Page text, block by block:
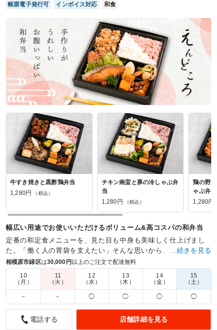
到着が早めなるのであれば、連絡を先にいただけると嬉しい
ご利用シーン： イベント運営›イベントスタッフ
参加者の年齢：
－男女比：
男性多め
神奈川県相模原市緑区橋本台2024/10/12
味彩ロケ弁ファクトリーの口コミをもっと見る
帳票電子発行可 インボイス対応 和食
牛すき焼きと黒酢鶏弁当
1,280円
（税込）
チキン南蛮と豚の冷しゃぶ弁
当
1,280円
（税込）
鶏の野
ゃぶ弁当
1,280円
幅広い用途でお使いいただけるボリューム&高コスパの和弁当
定番の和定食メニューを、見た目も中身も美味しく仕上げまし
た。「働く人の胃袋を支えたい」そんな思いから、ボリューム
満点・安心の手作りでお届けいたします！
商品数： 締切日時： 1日前17:00 価格帯：
1,000円～1,600円
配達時間：
10:00～20:00
優しいながらもしっかりとした美味しさ
4.0
…続きを見る
相模原市緑区は30,000円以上のご注文で配達無料
10
（月）
11
（火）
12
（水）
13
（木）
14
（金）
15
（土）
－ － ◯ ◯ ◯ ◯
電話する 店舗詳細を見る